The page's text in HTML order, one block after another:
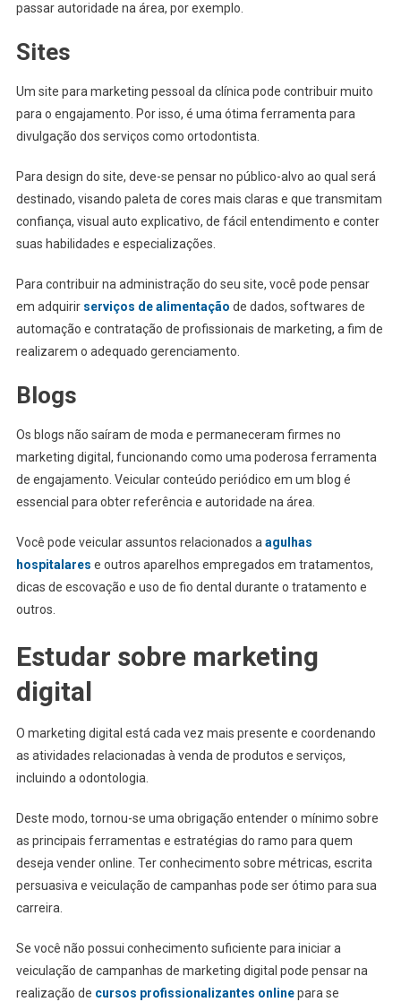
passar autoridade na área, por exemplo.
Sites
Um site para marketing pessoal da clínica pode contribuir muito
para o engajamento. Por isso, é uma ótima ferramenta para
divulgação dos serviços como ortodontista.
Para design do site, deve-se pensar no público-alvo ao qual será
destinado, visando paleta de cores mais claras e que transmitam
confiança, visual auto explicativo, de fácil entendimento e conter
suas habilidades e especializações.
Para contribuir na administração do seu site, você pode pensar
em adquirir serviços de alimentação de dados, softwares de
automação e contratação de profissionais de marketing, a fim de
realizarem o adequado gerenciamento.
Blogs
Os blogs não saíram de moda e permaneceram firmes no
marketing digital, funcionando como uma poderosa ferramenta
de engajamento. Veicular conteúdo periódico em um blog é
essencial para obter referência e autoridade na área.
Você pode veicular assuntos relacionados a agulhas
hospitalares e outros aparelhos empregados em tratamentos,
dicas de escovação e uso de fio dental durante o tratamento e
outros.
Estudar sobre marketing
digital
O marketing digital está cada vez mais presente e coordenando
as atividades relacionadas à venda de produtos e serviços,
incluindo a odontologia.
Deste modo, tornou-se uma obrigação entender o mínimo sobre
as principais ferramentas e estratégias do ramo para quem
deseja vender online. Ter conhecimento sobre métricas, escrita
persuasiva e veiculação de campanhas pode ser ótimo para sua
carreira.
Se você não possui conhecimento suficiente para iniciar a
veiculação de campanhas de marketing digital pode pensar na
realização de cursos profissionalizantes onlinepara se